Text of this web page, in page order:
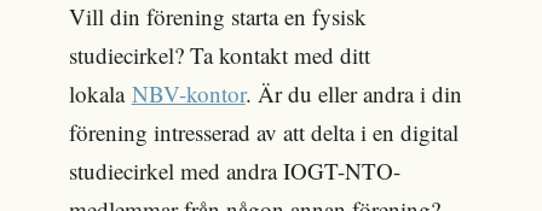
Vill din förening starta en fysisk
studiecirkel? Ta kontakt med ditt
lokala NBV-kontor. Är du eller andra i din
förening intresserad av att delta i en digital
studiecirkel med andra IOGT-NTO-